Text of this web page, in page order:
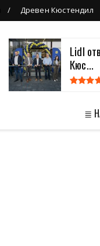
Древен Кюстендил
Lidl
Кюс...
≣